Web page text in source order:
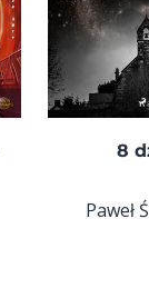
8
Paweł